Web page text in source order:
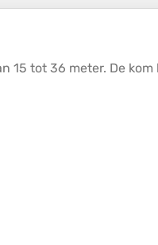
15 tot 36 meter. De kom